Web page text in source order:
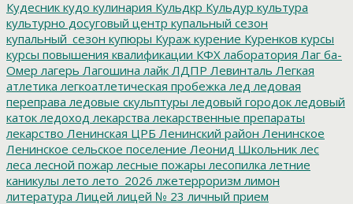
Кудесник кудо кулинария Кульдкр Кульдур культура
культурно досуговый центр купальный сезон
купальный_сезон купюры Кураж курение Куренков курсы
курсы повышения квалификации КФХ лаборатория Лаг ба-
Омер лагерь Лагошина лайк ЛДПР Левинталь Легкая
атлетика легкоатлетическая пробежка лед ледовая
переправа ледовые скульптуры ледовый городок ледовый
каток ледоход лекарства лекарственные препараты
лекарство Ленинская ЦРБ Ленинский район Ленинское
Ленинское сельское поселение Леонид Школьник лес
леса лесной пожар лесные пожары лесопилка летние
каникулы лето лето_2026 лжетерроризм лимон
литература Лицей лицей № 23 личный прием